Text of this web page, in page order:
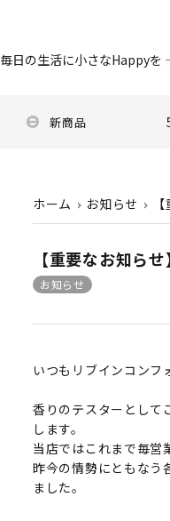
毎日の生活に小さなHappyを
新商品
ホーム お知らせ
【重要なお知ら
お知らせ
いつもリブインコンフ
香りのテスターとして
します。
当店ではこれまで毎営
昨今の情勢にともなう
ました。